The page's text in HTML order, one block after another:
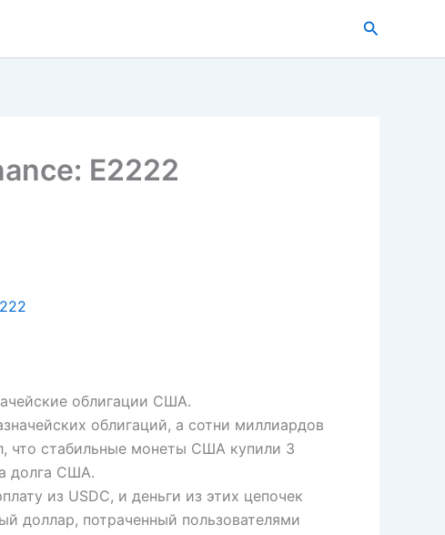
搜
E2222
облигации США.
облигаций, а сотни миллиардов
что стабильные монеты США купили 3
долга США.
из USDC, и деньги из этих цепочек
доллар, потраченный пользователями